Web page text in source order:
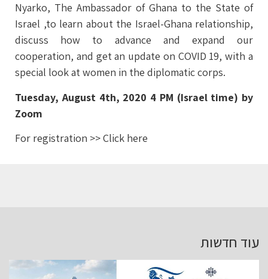
Nyarko, The Ambassador of Ghana to the State of
Israel ,to learn about the Israel-Ghana relationship,
discuss how to advance and expand our
cooperation, and get an update on COVID 19, with a
special look at women in the diplomatic corps.
Tuesday, August 4th, 2020 4 PM (Israel time) by
Zoom
For registration >> Click here
עוד חדשות